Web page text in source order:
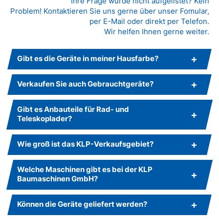
Problem! Kontaktieren Sie uns gerne über unser Fomular,
per E-Mail oder direkt per Telefon.
Wir helfen Ihnen gerne weiter.
Gibt es die Geräte in meiner Hausfarbe?
Verkaufen Sie auch Gebrauchtgeräte?
Gibt es Anbauteile für Rad- und
Teleskoplader?
Wie groß ist das KLP-Verkaufsgebiet?
Welche Maschinen gibt es bei der KLP
Baumaschinen GmbH?
Können die Geräte geliefert werden?